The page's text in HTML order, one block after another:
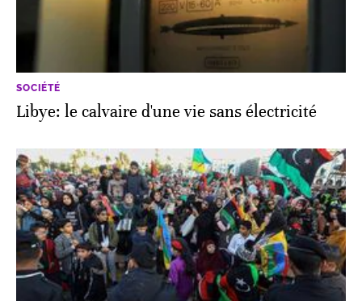
SOCIÉTÉ
Libye: le calvaire d'une vie sans électricité